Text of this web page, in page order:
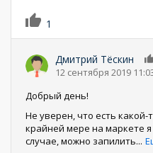
1
Дмитрий Тёскин
12 сентября 2019
Добрый день!
Не уверен, что есть какой-
крайней мере на маркете
случае, можно запилить...